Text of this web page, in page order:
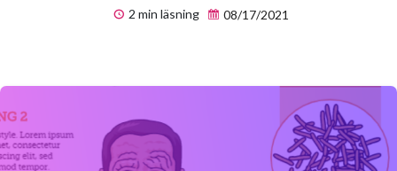
2 min läsning 08/17/2021